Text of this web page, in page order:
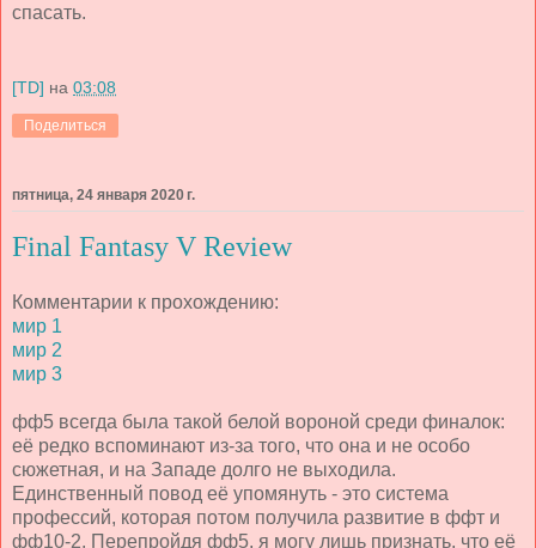
спасать.
[TD] на 03:08
Поделиться
пятница, 24 января 2020 г.
Final Fantasy V Review
Комментарии к прохождению:
мир 1
мир 2
мир 3
фф5 всегда была такой белой вороной среди финалок:
её редко вспоминают из-за того, что она и не особо
сюжетная, и на Западе долго не выходила.
Единственный повод её упомянуть - это система
профессий, которая потом получила развитие в ффт и
фф10-2. Перепройдя фф5, я могу лишь признать, что её